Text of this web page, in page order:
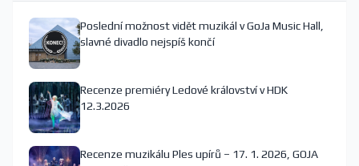
Poslední možnost vidět muzikál v GoJa Music Hall,
slavné divadlo nejspíš končí
Recenze premiéry Ledové království v HDK
12.3.2026
Recenze muzikálu Ples upírů – 17. 1. 2026, GOJA